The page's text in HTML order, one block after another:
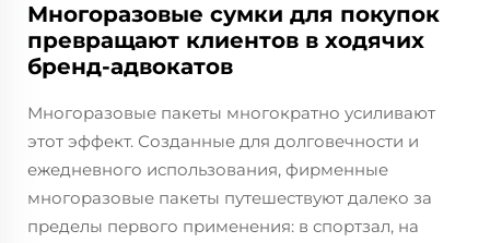
Многоразовые сумки для покупок
превращают клиентов в ходячих
бренд-адвокатов
Многоразовые пакеты многократно усиливают
этот эффект. Созданные для долговечности и
ежедневного использования, фирменные
многоразовые пакеты путешествуют далеко за
пределы первого применения: в спортзал, на